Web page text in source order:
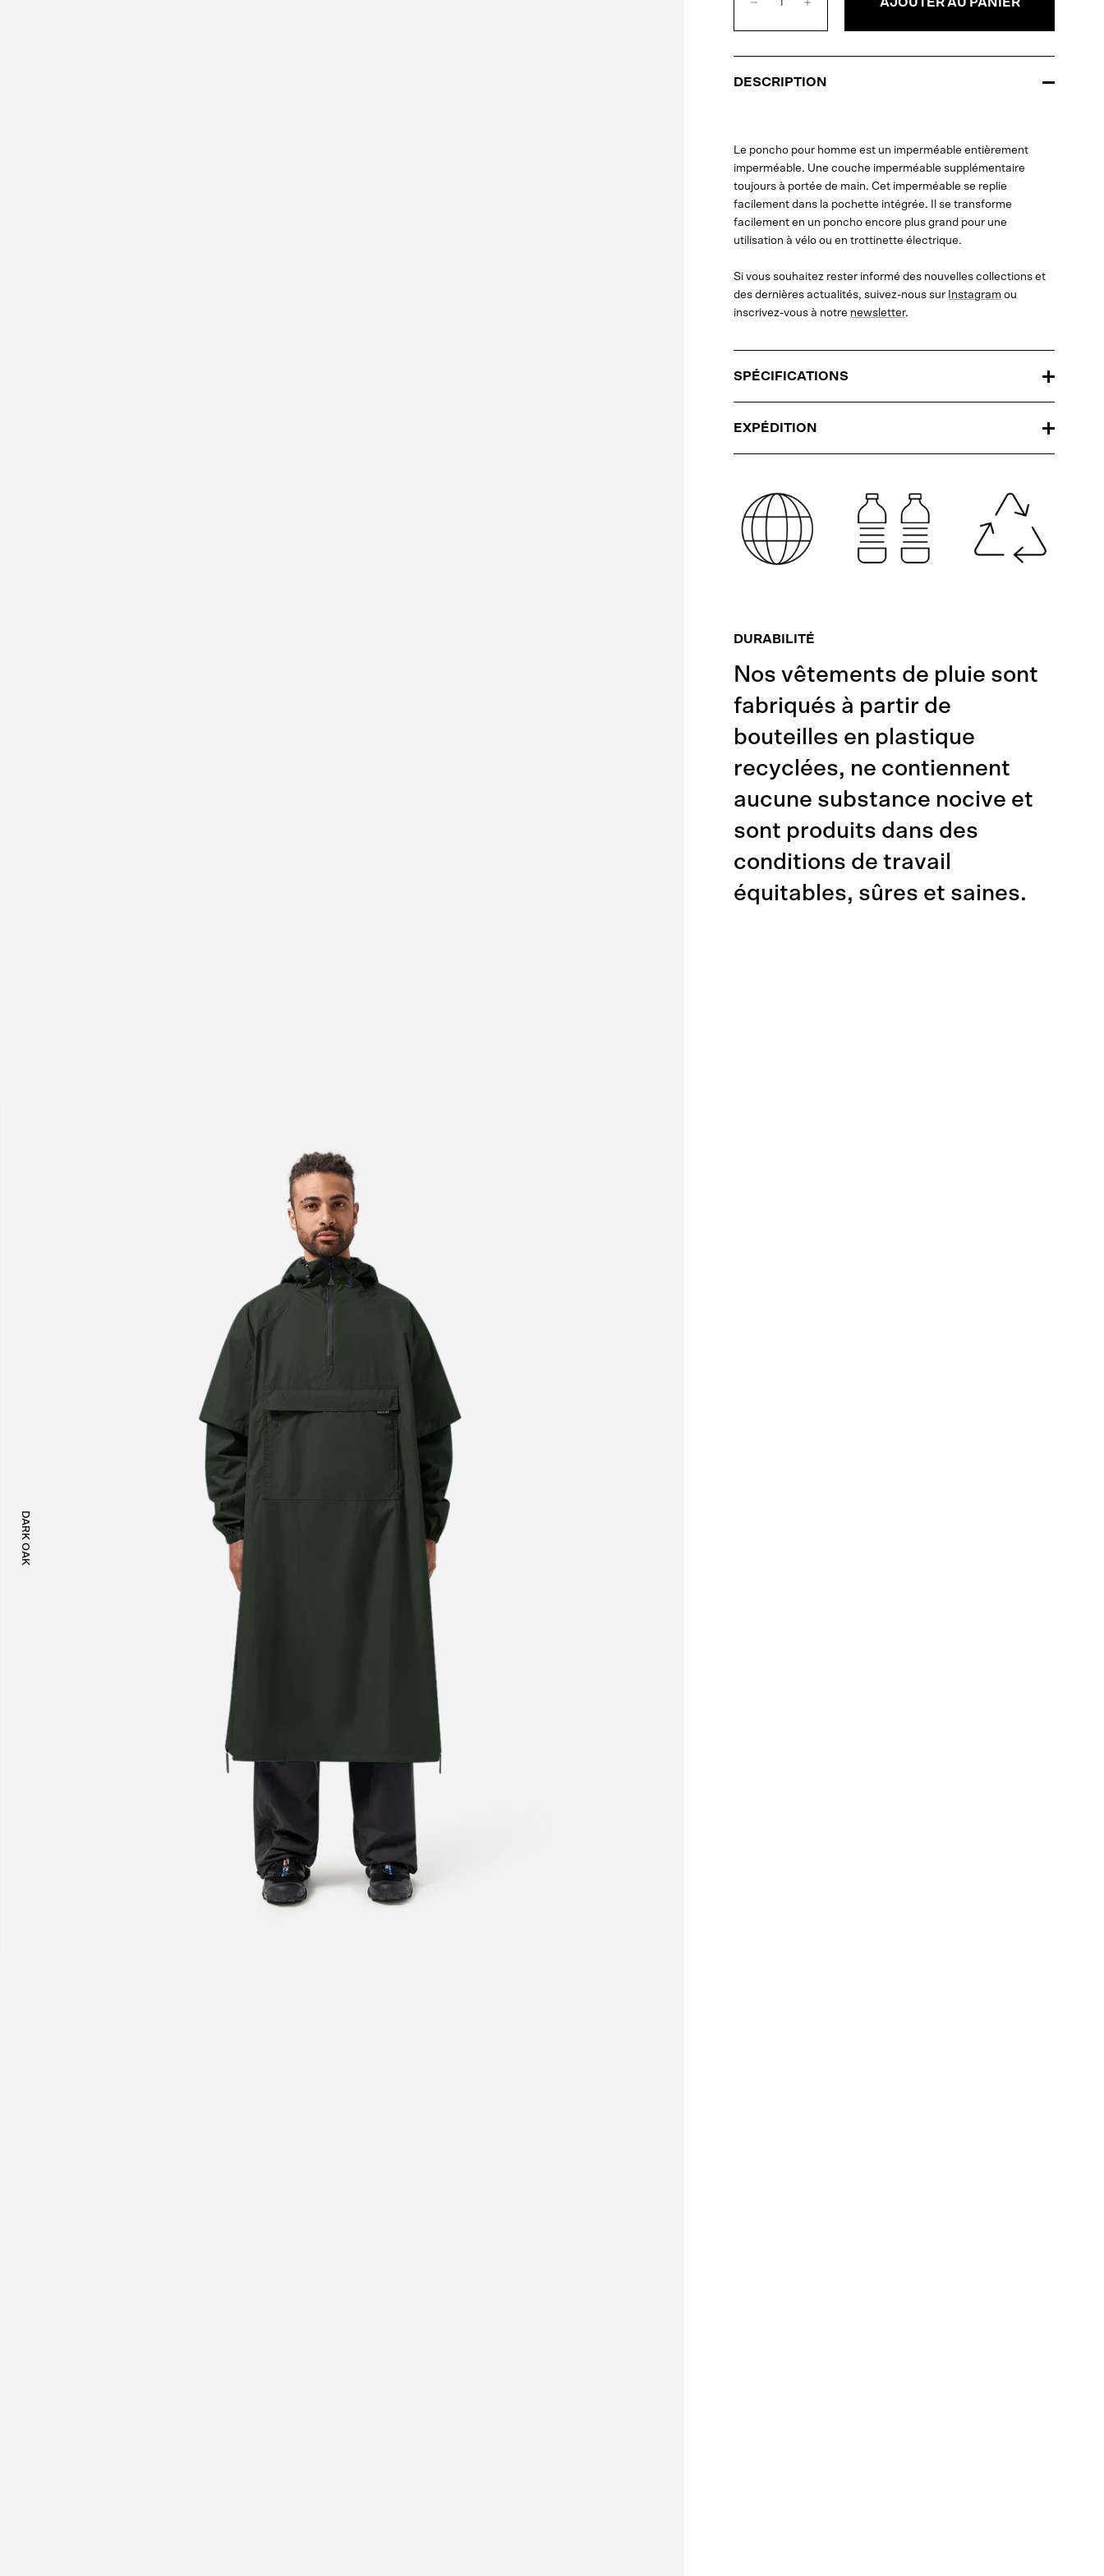
DARK OAK
DESCRIPTION
Le poncho pour homme est un imperméable entièrement
imperméable. Une couche imperméable supplémentaire
toujours à portée de main. Cet imperméable se replie
facilement dans la pochette intégrée. Il se transforme
facilement en un poncho encore plus grand pour une
utilisation à vélo ou en trottinette électrique.
Si vous souhaitez rester informé des nouvelles collections et
des dernières actualités, suivez-nous sur Instagram ou
inscrivez-vous à notre newsletter.
SPÉCIFICATIONS
EXPÉDITION
DURABILITÉ
Nos vêtements de pluie sont
fabriqués à partir de
bouteilles en plastique
recyclées, ne contiennent
aucune substance nocive et
sont produits dans des
conditions de travail
équitables, sûres et saines.